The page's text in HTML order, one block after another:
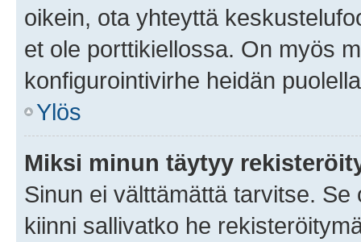
oikein, ota yhteyttä
et ole porttikiellossa. On myös
konfigurointivirhe heidän
Ylös
Miksi minun täytyy
Sinun ei välttämättä tarvitse.
kiinni sallivatko he